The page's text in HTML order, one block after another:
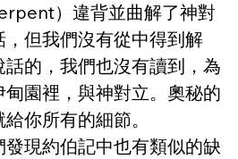
）違背並曲解了神對
但我們沒有從中得到解
的，我們也沒有讀到，為
園裡，與神對立。奧秘的
你所有的細節。
現約伯記中也有類似的缺